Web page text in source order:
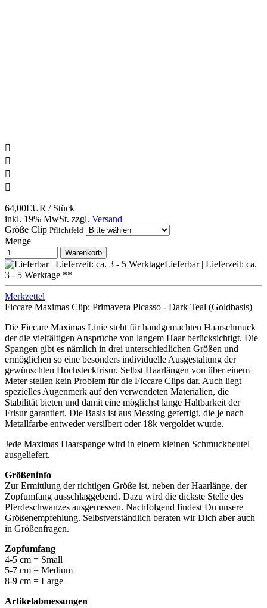




64,00EUR / Stück
inkl. 19% MwSt. zzgl. Versand
Größe Clip Pflichtfeld
Menge
Warenkorb
Lieferbar | Lieferzeit: ca.
3 - 5 Werktage **
Merkzettel
Ficcare Maximas Clip: Primavera Picasso - Dark Teal (Goldbasis)
Die Ficcare Maximas Linie steht für handgemachten Haarschmuck
der die vielfältigen Ansprüche von langem Haar berücksichtigt. Die
Spangen gibt es nämlich in drei unterschiedlichen Größen und
ermöglichen so eine besonders individuelle Ausgestaltung der
gewünschten Hochsteckfrisur. Selbst Haarlängen von über einem
Meter stellen kein Problem für die Ficcare Clips dar. Auch liegt
spezielles Augenmerk auf den verwendeten Materialien, die
Stabilität bieten und damit eine möglichst lange Haltbarkeit der
Frisur garantiert. Die Basis ist aus Messing gefertigt, die je nach
Metallfarbe entweder versilbert oder 18k vergoldet wurde.
Jede Maximas Haarspange wird in einem kleinen Schmuckbeutel
ausgeliefert.
Größeninfo
Zur Ermittlung der richtigen Größe ist, neben der Haarlänge, der
Zopfumfang ausschlaggebend. Dazu wird die dickste Stelle des
Pferdeschwanzes ausgemessen. Nachfolgend findest Du unsere
Größenempfehlung. Selbstverständlich beraten wir Dich aber auch
in Größenfragen.
Zopfumfang
4-5 cm = Small
5-7 cm = Medium
8-9 cm = Large
Artikelabmessungen